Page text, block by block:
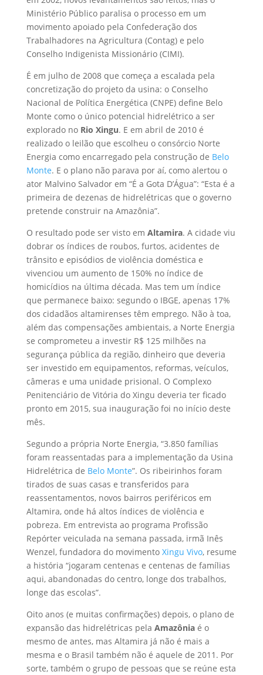
Ministério Público paralisa o processo em um
movimento apoiado pela Confederação dos
Trabalhadores na Agricultura (Contag) e pelo
Conselho Indigenista Missionário (CIMI).
É em julho de 2008 que começa a escalada pela
concretização do projeto da usina: o Conselho
Nacional de Política Energética (CNPE) define Belo
Monte como o único potencial hidrelétrico a ser
explorado no Rio Xingu. E em abril de 2010 é
realizado o leilão que escolheu o consórcio Norte
Energia como encarregado pela construção de Belo
Monte. E o plano não parava por aí, como alertou o
ator Malvino Salvador em “É a Gota D’Água”: “Esta é a
primeira de dezenas de hidrelétricas que o governo
pretende construir na Amazônia”.
O resultado pode ser visto em Altamira. A cidade viu
dobrar os índices de roubos, furtos, acidentes de
trânsito e episódios de violência doméstica e
vivenciou um aumento de 150% no índice de
homicídios na última década. Mas tem um índice
que permanece baixo: segundo o IBGE, apenas 17%
dos cidadãos altamirenses têm emprego. Não à toa,
além das compensações ambientais, a Norte Energia
se comprometeu a investir R$ 125 milhões na
segurança pública da região, dinheiro que deveria
ser investido em equipamentos, reformas, veículos,
câmeras e uma unidade prisional. O Complexo
Penitenciário de Vitória do Xingu deveria ter ficado
pronto em 2015, sua inauguração foi no início deste
mês.
Segundo a própria Norte Energia, “3.850 famílias
foram reassentadas para a implementação da Usina
Hidrelétrica de Belo Monte”. Os ribeirinhos foram
tirados de suas casas e transferidos para
reassentamentos, novos bairros periféricos em
Altamira, onde há altos índices de violência e
pobreza. Em entrevista ao programa Profissão
Repórter veiculada na semana passada, irmã Inês
Wenzel, fundadora do movimento Xingu Vivo, resume
a história “jogaram centenas e centenas de famílias
aqui, abandonadas do centro, longe dos trabalhos,
longe das escolas”.
Oito anos (e muitas confirmações) depois, o plano de
expansão das hidrelétricas pela Amazôniaé o
mesmo de antes, mas Altamira já não é mais a
mesma e o Brasil também não é aquele de 2011. Por
sorte, também o grupo de pessoas que se reúne esta